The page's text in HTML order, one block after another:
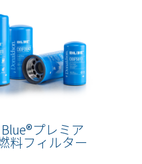
プレミア
料フィルター